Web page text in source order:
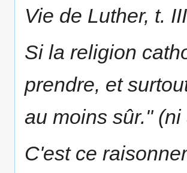
Vie de Luther, t.
Si la religion
prendre, et
au moins sûr."
C'est ce